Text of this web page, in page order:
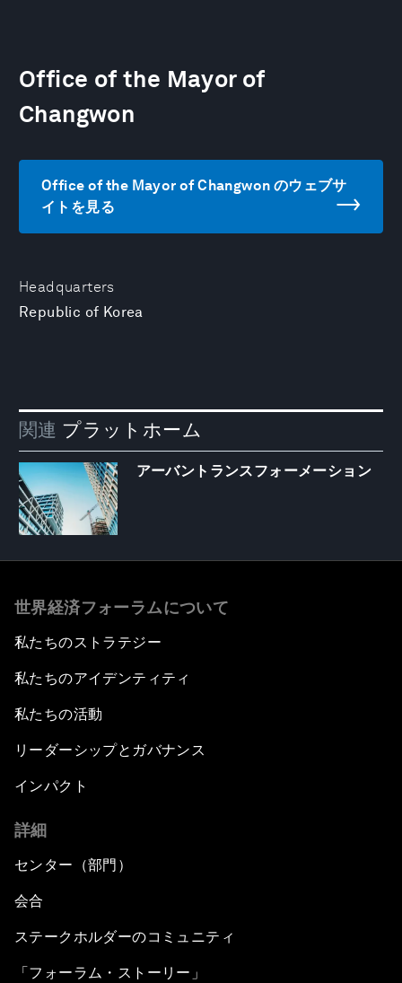
Headquarters
Republic of Korea
Office of the Mayor of
Changwon
Office of the Mayor of Changwon のウェブサ
イトを見る
関連 プラットホーム
アーバントランスフォーメーション
世界経済フォーラムについて
私たちのストラテジー
私たちのアイデンティティ
私たちの活動
リーダーシップとガバナンス
インパクト
詳細
センター（部門）
会合
ステークホルダーのコミュニティ
「フォーラム・ストーリー」